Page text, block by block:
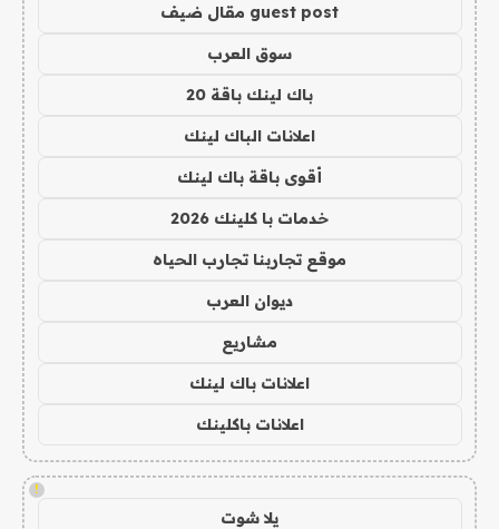
guest post مقال ضيف
سوق العرب
باك لينك باقة 20
اعلانات الباك لينك
أقوى باقة باك لينك
خدمات با كلينك 2026
موقع تجاربنا تجارب الحياه
ديوان العرب
مشاريع
اعلانات باك لينك
اعلانات باكلينك
!
يلا شوت